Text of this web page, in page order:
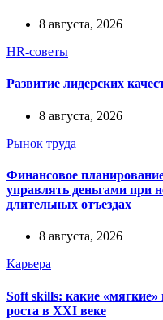
8 августа, 2026
HR-советы
Развитие лидерских
8 августа, 2026
Рынок труда
Финансовое
управлять деньгами при
длительных отъездах
8 августа, 2026
Карьера
Soft skills: какие
роста в XXI веке